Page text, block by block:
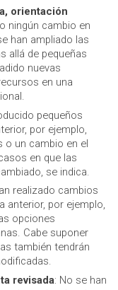
orientación
ningún cambio en
han ampliado las
allá de pequeñas
nuevas
en una
pequeños
por ejemplo,
o un cambio en el
en que las
se indica.
realizado cambios
anterior, por ejemplo,
opciones
Cabe suponer
también tendrán
revisada: No se han